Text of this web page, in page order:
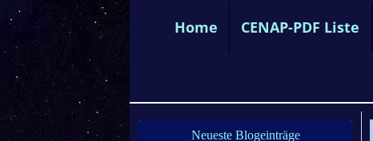
Home CENAP-PDF Liste
Neueste Blogeinträge